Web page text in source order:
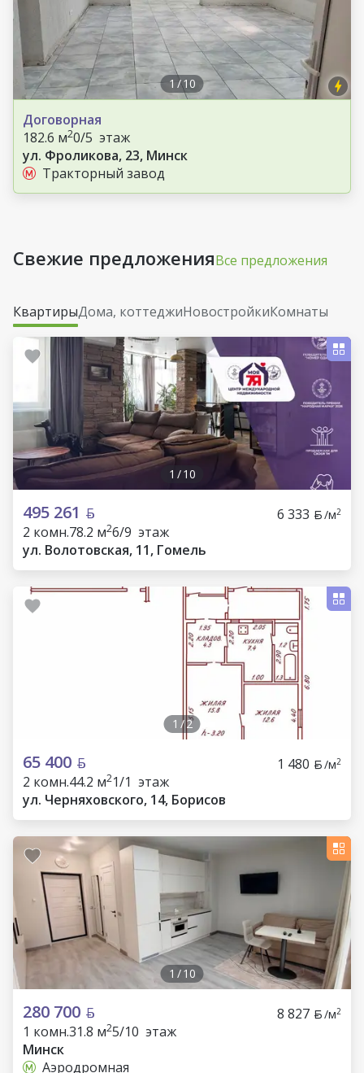
1 /10
Договорная
182.6 м20/5 этаж
ул. Фроликова, 23, Минск
Тракторный завод
Свежие предложенияВсе предложения
КвартирыДома, коттеджиНовостройкиКомнаты
1 /10
495 261 6 333 /м2
2 комн.78.2 м26/9 этаж
ул. Волотовская, 11, Гомель
1 /2
65 400 1 480 /м2
2 комн.44.2 м21/1 этаж
ул. Черняховского, 14, Борисов
1 /10
280 700 8 827 /м2
1 комн.31.8 м25/10 этаж
Минск
Аэродромная